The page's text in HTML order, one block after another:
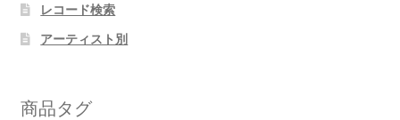
レコード検索
アーティスト別
商品タグ